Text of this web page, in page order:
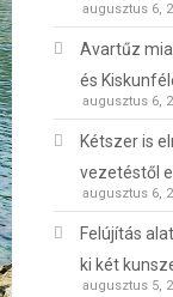
augusztus 6,
Avartűz
és
augusztus 6,
Kétszer is
vezetéstől
augusztus 6,
Felújítás
ki két
augusztus 5,